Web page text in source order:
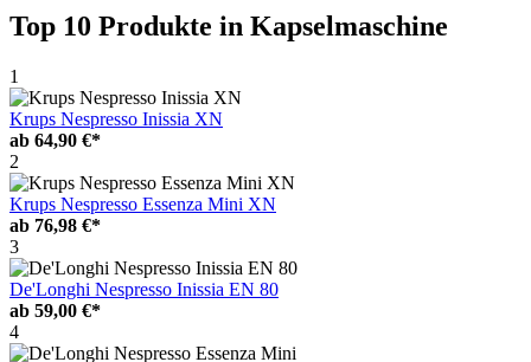
Top 10 Produkte in Kapselmaschine
1
Krups Nespresso Inissia XN
ab 64,90 €*
2
Krups Nespresso Essenza Mini XN
ab 76,98 €*
3
De'Longhi Nespresso Inissia EN 80
ab 59,00 €*
4